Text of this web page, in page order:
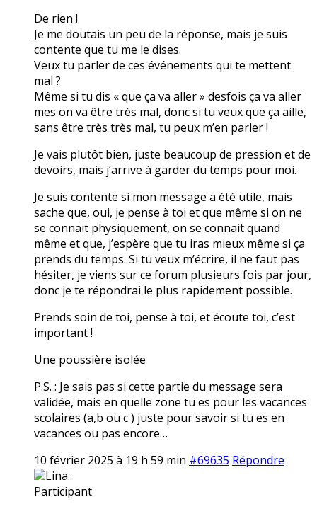
De rien !
Je me doutais un peu de la réponse, mais je suis
contente que tu me le dises.
Veux tu parler de ces événements qui te mettent
mal ?
Même si tu dis « que ça va aller » desfois ça va aller
mes on va être très mal, donc si tu veux que ça aille,
sans être très très mal, tu peux m’en parler !
Je vais plutôt bien, juste beaucoup de pression et de
devoirs, mais j’arrive à garder du temps pour moi.
Je suis contente si mon message a été utile, mais
sache que, oui, je pense à toi et que même si on ne
se connait physiquement, on se connait quand
même et que, j’espère que tu iras mieux même si ça
prends du temps. Si tu veux m’écrire, il ne faut pas
hésiter, je viens sur ce forum plusieurs fois par jour,
donc je te répondrai le plus rapidement possible.
Prends soin de toi, pense à toi, et écoute toi, c’est
important !
Une poussière isolée
P.S. : Je sais pas si cette partie du message sera
validée, mais en quelle zone tu es pour les vacances
scolaires (a,b ou c ) juste pour savoir si tu es en
vacances ou pas encore…
10 février 2025 à 19 h 59 min #69635 Répondre
Lina.
Participant